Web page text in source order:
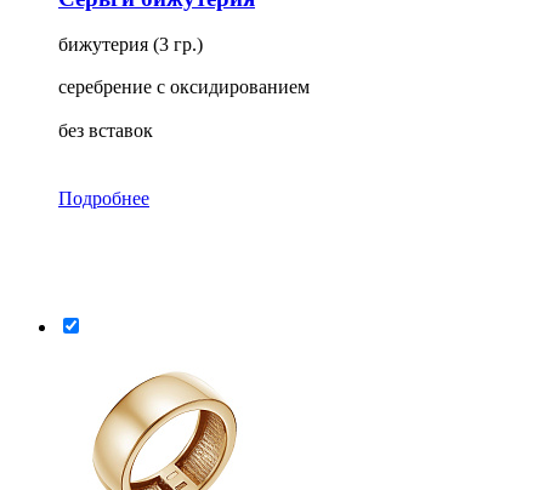
бижутерия (3 гр.)
серебрение с оксидированием
без вставок
Подробнее